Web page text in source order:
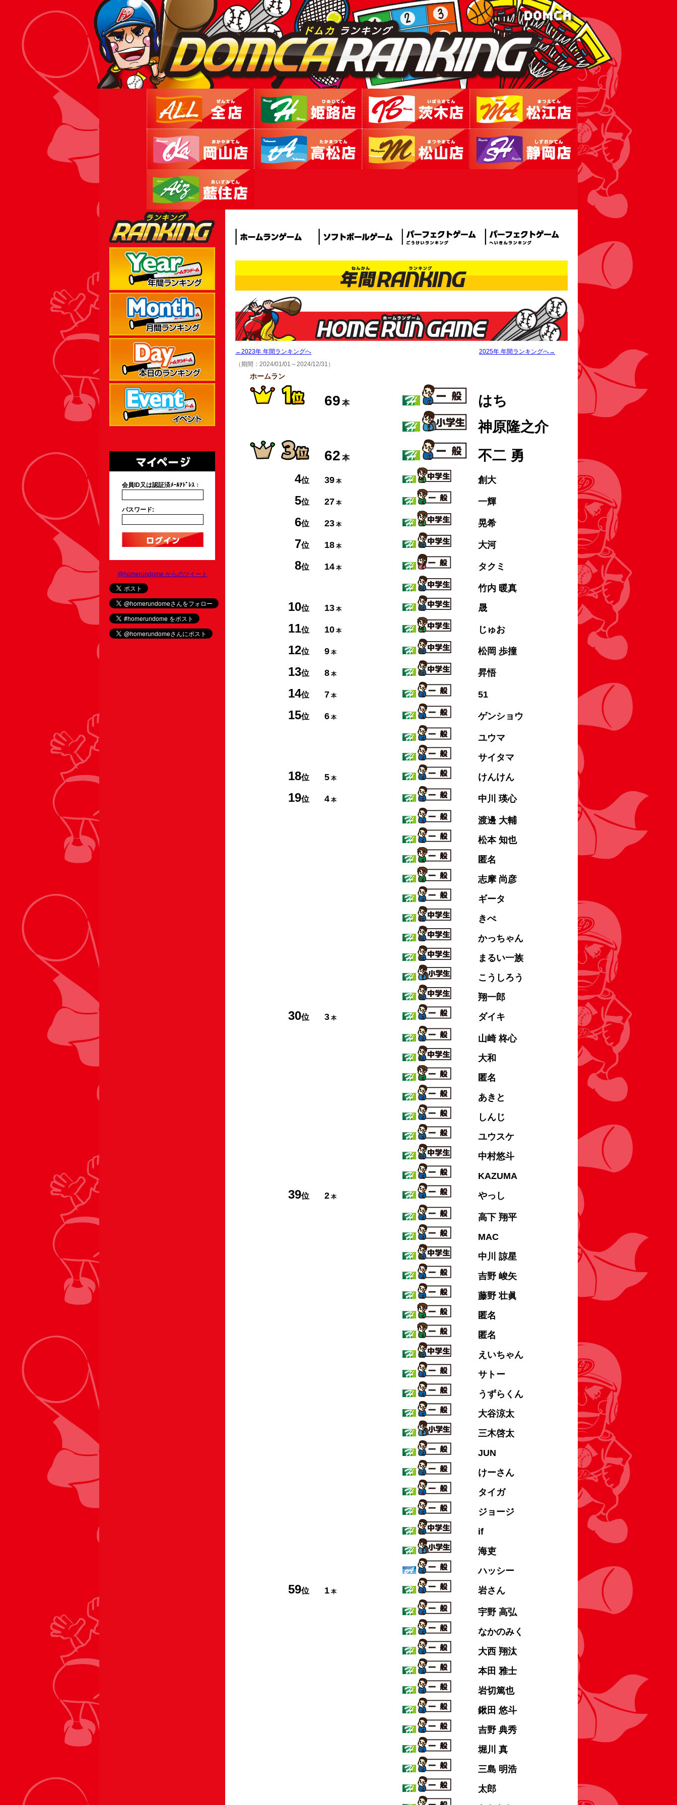
会員ID又は認証済ﾒｰﾙｱﾄﾞﾚｽ：
パスワード:
@homerundome からのツイート
←2023年 年間ランキングへ
2025年 年間ランキングへ→
（期間：2024/01/01～2024/12/31）
ホームラン
69 本
はち
神原隆之介
62 本 不二 勇
4位 39 本 創大
5位 27 本 一輝
6位 23 本 晃希
7位 18 本 大河
8位 14 本 タクミ
竹内 暖真
10位 13 本 晟
11位 10 本 じゅお
12位 9 本 松岡 歩撞
13位 8 本 昇悟
14位 7 本 51
15位 6 本 ゲンショウ
ユウマ
サイタマ
18位 5 本 けんけん
19位 4 本 中川 瑛心
渡邊 大輔
松本 知也
匿名
志摩 尚彦
ギータ
きぺ
かっちゃん
まるい一族
こうしろう
翔一郎
30位 3 本 ダイキ
山崎 柊心
大和
匿名
あきと
しんじ
ユウスケ
中村悠斗
KAZUMA
39位 2 本 やっし
高下 翔平
MAC
中川 諒星
吉野 峻矢
藤野 壮眞
匿名
匿名
えいちゃん
サトー
うずらくん
大谷涼太
三木啓太
JUN
けーさん
タイガ
ジョージ
if
海吏
ハッシー
59位 1 本 岩さん
宇野 高弘
なかのみく
大西 翔汰
本田 雅士
岩切篤也
鍬田 悠斗
吉野 典秀
堀川 真
三島 明浩
太郎